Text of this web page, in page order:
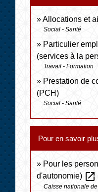
Allocations et
Social - Santé
Particulier
(services à la
Travail - Formation
Prestation de
(PCH)
Social - Santé
Pour en savoir
Pour les
d'autonomie) open_in_new
Caisse nationale